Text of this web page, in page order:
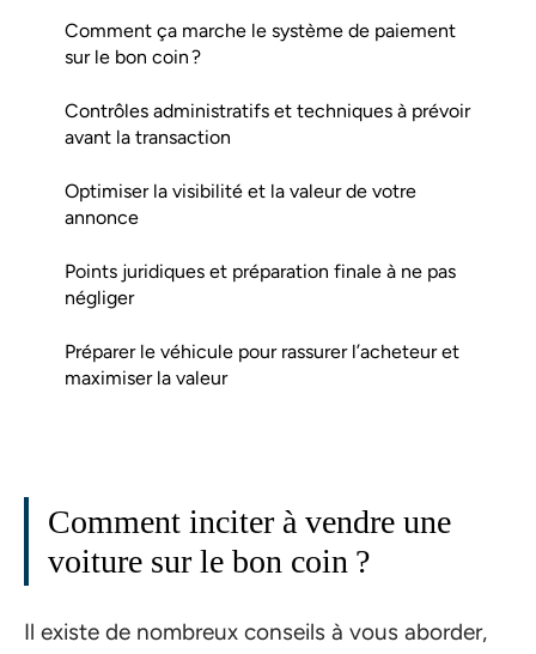
Comment ça marche le système de paiement
sur le bon coin ?
Contrôles administratifs et techniques à prévoir
avant la transaction
Optimiser la visibilité et la valeur de votre
annonce
Points juridiques et préparation finale à ne pas
négliger
Préparer le véhicule pour rassurer l’acheteur et
maximiser la valeur
Comment inciter à vendre une
voiture sur le bon coin ?
Il existe de nombreux conseils à vous aborder,